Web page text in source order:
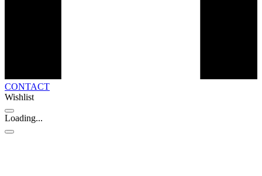
CONTACT
Wishlist
Loading...